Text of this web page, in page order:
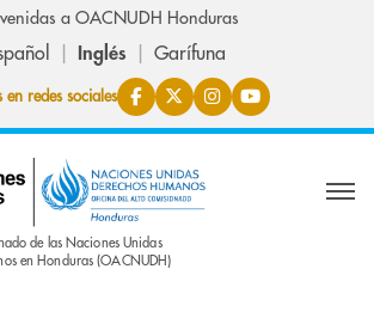
a OACNUDH Honduras
Inglés Garífuna
en redes sociales
de las Naciones Unidas
en Honduras (OACNUDH)